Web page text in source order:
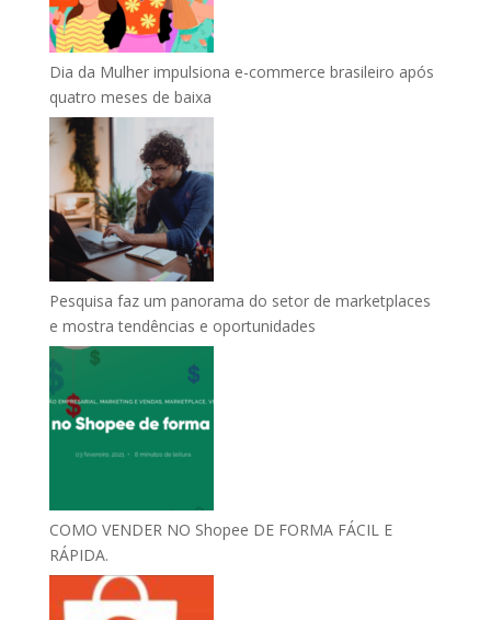
Dia da Mulher impulsiona e-commerce brasileiro após
quatro meses de baixa
Pesquisa faz um panorama do setor de marketplaces
e mostra tendências e oportunidades
COMO VENDER NO Shopee DE FORMA FÁCIL E
RÁPIDA.